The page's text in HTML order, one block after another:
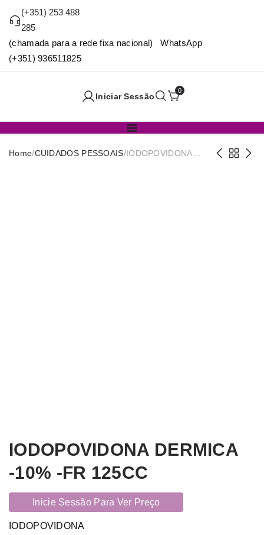
(+351) 253 488
285
(chamada para a rede fixa nacional) WhatsApp
(+351) 936511825
Iniciar Sessão
0
Home/CUIDADOS PESSOAIS/IODOPOVIDONA
IODOPOVIDONA DERMICA
-10% -FR 125CC
Inicie Sessão Para Ver Preço
IODOPOVIDONA